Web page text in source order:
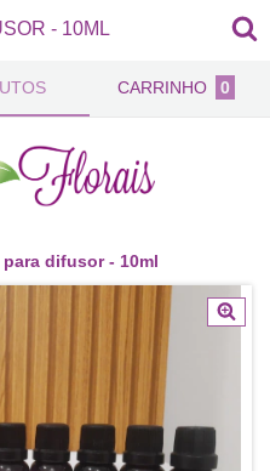
- 10ML
CARRINHO 0
difusor - 10ml